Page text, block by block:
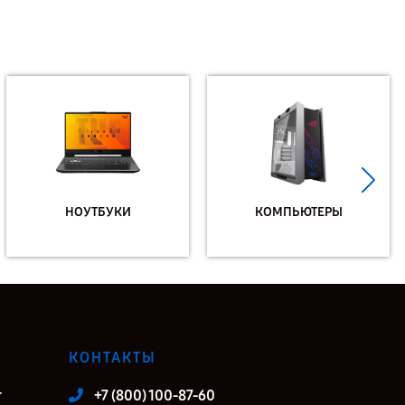
НОУТБУКИ КОМПЬЮТЕРЫ
КОНТАКТЫ
+7 (800) 100-87-60